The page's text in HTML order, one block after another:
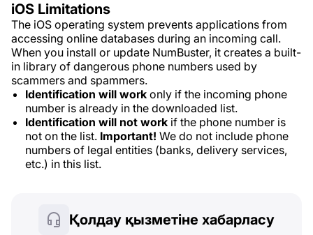
iOS Limitations
The iOS operating system prevents applications from
accessing online databases during an incoming call.
When you install or update NumBuster, it creates a built-
in library of dangerous phone numbers used by
scammers and spammers.
Identification will work only if the incoming phone
number is already in the downloaded list.
Identification will not work if the phone number is
not on the list. Important! We do not include phone
numbers of legal entities (banks, delivery services,
etc.) in this list.
Қолдау қызметіне хабарласу